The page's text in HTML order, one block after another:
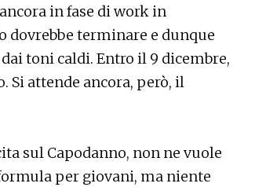
in fase di work in
dovrebbe terminare e dunque
toni caldi. Entro il 9 dicembre,
Si attende ancora, però, il
sul Capodanno, non ne vuole
per giovani, ma niente